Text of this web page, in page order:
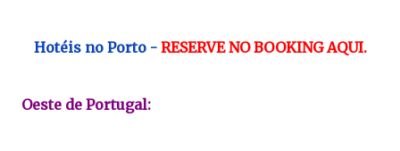
Hotéis no Porto - RESERVE NO BOOKING AQUI.
Oeste de Portugal: